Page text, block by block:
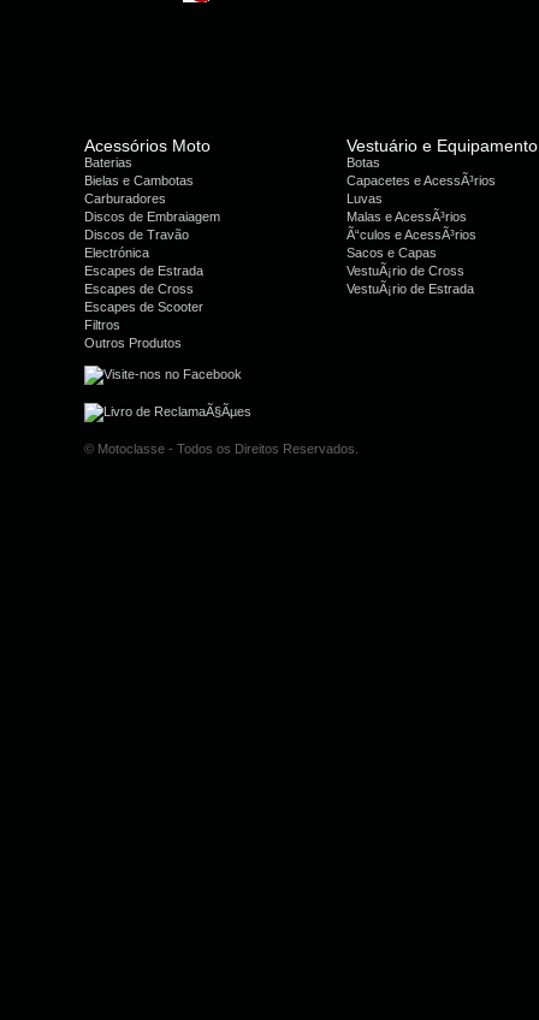
Acessórios Moto
Baterias
Bielas e Cambotas
Carburadores
Discos de Embraiagem
Discos de Travão
Electrónica
Escapes de Estrada
Escapes de Cross
Escapes de Scooter
Filtros
Outros Produtos
Vestuário e Equipamento
Botas
Capacetes e AcessÃ³rios
Luvas
Malas e AcessÃ³rios
Ã“culos e AcessÃ³rios
Sacos e Capas
VestuÃ¡rio de Cross
VestuÃ¡rio de Estrada
© Motoclasse - Todos os Direitos Reservados.